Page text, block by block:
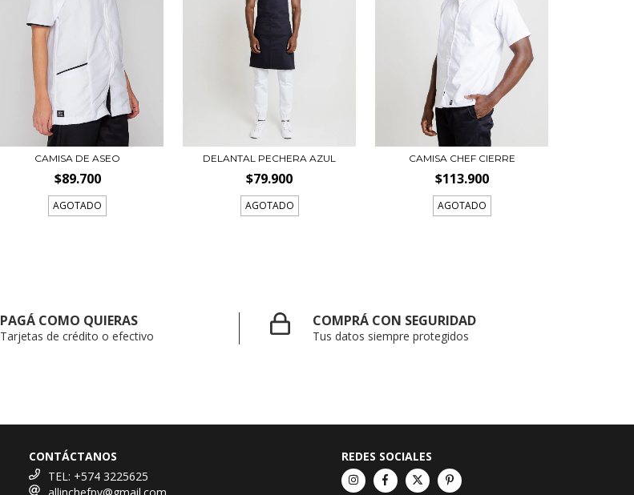
CAMISA DE ASEO
$89.700
AGOTADO
DELANTAL PECHERA AZUL
$79.900
AGOTADO
CAMISA CHEF CIERRE
$113.900
AGOTADO
PAGÁ COMO QUIERAS
Tarjetas de crédito o efectivo
COMPRÁ CON SEGURIDAD
Tus datos siempre protegidos
CONTÁCTANOS
TEL: +574 3225625
allinchefpv@gmail.com
REDES SOCIALES